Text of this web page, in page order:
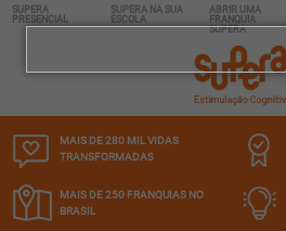
SUPERA
PRESENCIAL
SUPERA NA SUA
ESCOLA
ABRIR UMA
FRANQUIA
SUPERA
MAIS DE 280 MILVIDAS
TRANSFORMADAS
MAIS DE 250 FRANQUIAS NO
BRASIL